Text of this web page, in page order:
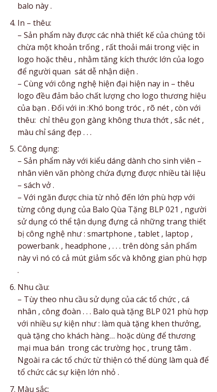
balo này .
In – thêu:
– Sản phẩm này được các nhà thiết kế của chúng tôi
chừa một khoản trống , rất thoải mái trong việc in
logo hoặc thêu , nhằm tăng kích thước lớn của logo
để người quan sát dễ nhận diện .
– Cùng với công nghệ hiện đại hiện nay in – thêu
logo đều đảm bảo chất lượng cho logo thương hiệu
của bạn . Đối với in :Khó bong tróc , rõ nét , còn với
thêu: chỉ thêu gọn gàng không thưa thớt , sắc nét ,
màu chỉ sáng đẹp . . .
Công dụng:
– Sản phẩm này với kiểu dáng dành cho sinh viên –
nhân viên văn phòng chứa đựng được nhiều tài liệu
– sách vở .
– Với ngăn được chia từ nhỏ đến lớn phù hợp với
từng công dụng của Balo Qùa Tặng BLP 021 , người
sử dụng có thể tận dụng đựng cả những trang thiết
bị công nghệ như : smartphone , tablet , laptop ,
powerbank , headphone , . . . trên dòng sản phẩm
này vì nó có cả mút giảm sốc và không gian phù hợp
.
Nhu cầu:
– Tùy theo nhu cầu sử dụng của các tổ chức , cá
nhân , công đoàn . . . Balo quà tặng BLP 021 phù hợp
với nhiều sự kiện như : làm quà tặng khen thưởng,
quà tặng cho khách hàng… hoặc dùng để thương
mại mua bán trong các trường học , trung tâm .
Ngoài ra các tổ chức từ thiện có thể dùng làm quà để
tổ chức các sự kiện lớn nhỏ .
Màu sắc: